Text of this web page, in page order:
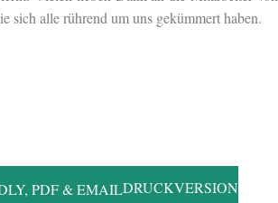
sich alle rührend um uns gekümmert haben.
DRUCKVERSION